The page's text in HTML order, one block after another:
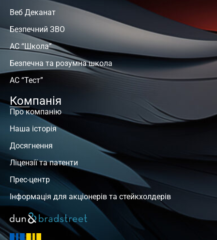
Веб Деканат
Безпечний ЗВО
АС “Школа”
Безпечна та розумна школа
АС “Тест”
Компанія
Про компанію
Наша історія
Досягнення
Ліцензії та патенти
Прес-центр
Інформація для акціонерів та стейкхолдерів